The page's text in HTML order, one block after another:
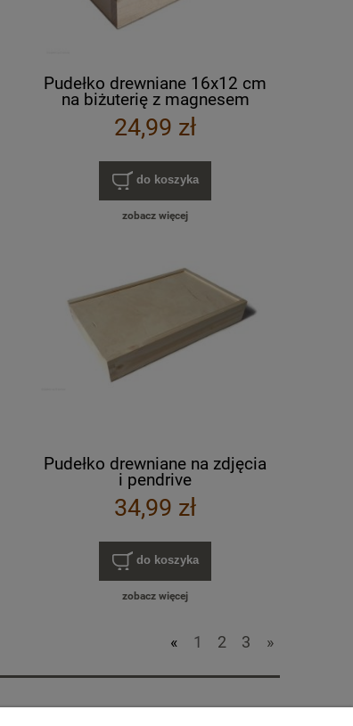
Pudełko drewniane 16x12 cm
na biżuterię z magnesem
24,99 zł
do koszyka
zobacz więcej
Pudełko drewniane na zdjęcia
i pendrive
34,99 zł
do koszyka
zobacz więcej
« 1 2 3 »
Dane kontaktowe